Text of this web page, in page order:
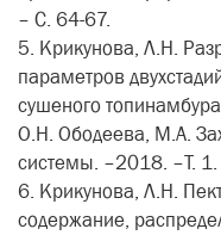
– С. 64-67.
5. Крикунова, Л.Н.
параметров
сушеного
О.Н. Ободеева, М.А.
системы. –2018. –Т.
6. Крикунова, Л.Н.
содержание,